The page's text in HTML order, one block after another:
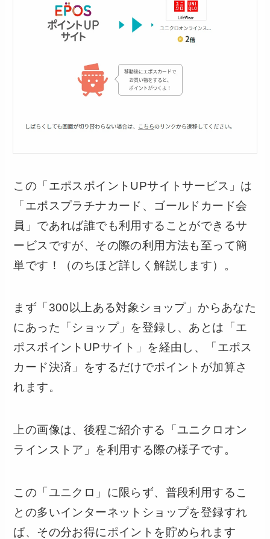
この「エポスポイントUPサイトサービス」は
「エポスプラチナカード、ゴールドカード会
員」であれば誰でも利用することができるサ
ービスですが、その際の利用方法も至って簡
単です！（のちほど詳しく解説します）。
まず「300以上ある対象ショップ」からあなた
にあった「ショップ」を登録し、あとは「エ
ポスポイントUPサイト」を経由し、「エポス
カード決済」をするだけでポイントが加算さ
れます。
上の画像は、後程ご紹介する「ユニクロオン
ラインストア」を利用する際の様子です。
この「ユニクロ」に限らず、普段利用するこ
との多いインターネットショップを登録すれ
ば、その分お得にポイントを貯められます